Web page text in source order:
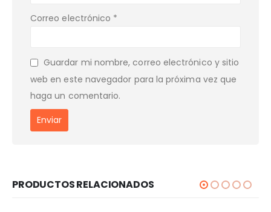
Correo electrónico *
Guardar mi nombre, correo electrónico y sitio
web en este navegador para la próxima vez que
haga un comentario.
PRODUCTOS RELACIONADOS